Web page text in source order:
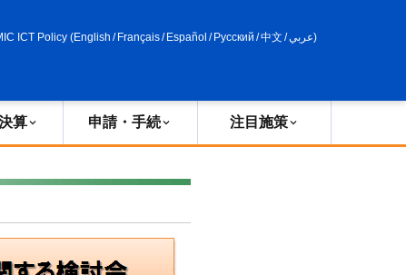
ICT Policy (English / Français/ Español / Русский /中文 /عربي)
算 申請・手続 注目施策